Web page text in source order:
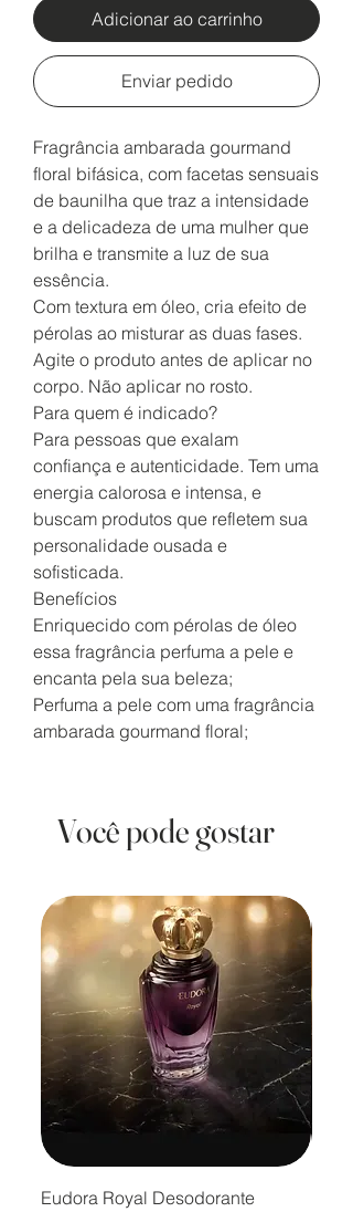
Adicionar ao carrinho
Enviar pedido
Fragrância ambarada gourmand
floral bifásica, com facetas sensuais
de baunilha que traz a intensidade
e a delicadeza de uma mulher que
brilha e transmite a luz de sua
essência.
Com textura em óleo, cria efeito de
pérolas ao misturar as duas fases.
Agite o produto antes de aplicar no
corpo. Não aplicar no rosto.
Para quem é indicado?
Para pessoas que exalam
confiança e autenticidade. Tem uma
energia calorosa e intensa, e
buscam produtos que refletem sua
personalidade ousada e
sofisticada.
Benefícios
Enriquecido com pérolas de óleo
essa fragrância perfuma a pele e
encanta pela sua beleza;
Perfuma a pele com uma fragrância
ambarada gourmand floral;
Você pode gostar
Eudora Royal Desodorante